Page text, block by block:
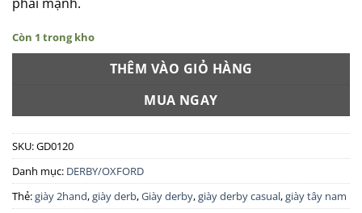
Còn 1 trong kho
THÊM VÀO GIỎ HÀNG
MUA NGAY
SKU:GD0120
Danh mục: DERBY/OXFORD
Thẻ:giày 2hand,giày derb,Giày derby,giày derby casual,giày tây nam